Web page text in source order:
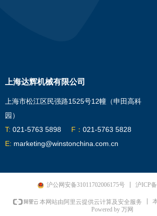
上海达辉机械有限公司
上海市松江区民强路1525号12幢（申田高科
园）
T: 021-5763 5898 F： 021-5763 5828
E: marketing@winstonchina.com.cn
沪公网安备31011702006175号 沪ICP
本网站由阿里云提供云计算及安全服务
Powered by 万网